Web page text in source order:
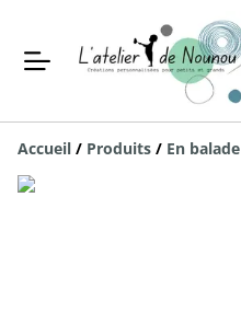
Accueil / Produits / En balade